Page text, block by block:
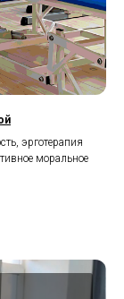
эрготерапия
моральное